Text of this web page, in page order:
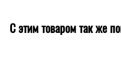
С этим товаром так же